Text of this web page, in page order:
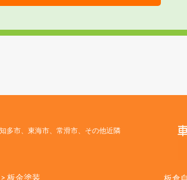
多市、東海市、常滑市、その他近隣
> 板金塗装 板倉